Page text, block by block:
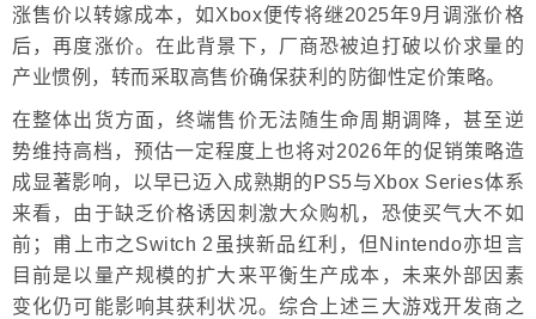
涨售价以转嫁成本，如Xbox便传将继2025年9月调涨价格
后，再度涨价。在此背景下，厂商恐被迫打破以价求量的
产业惯例，转而采取高售价确保获利的防御性定价策略。
在整体出货方面，终端售价无法随生命周期调降，甚至逆
势维持高档，预估一定程度上也将对2026年的促销策略造
成显著影响，以早已迈入成熟期的PS5与Xbox Series体系
来看，由于缺乏价格诱因刺激大众购机，恐使买气大不如
前；甫上市之Switch 2虽挟新品红利，但Nintendo亦坦言
目前是以量产规模的扩大来平衡生产成本，未来外部因素
变化仍可能影响其获利状况。综合上述三大游戏开发商之